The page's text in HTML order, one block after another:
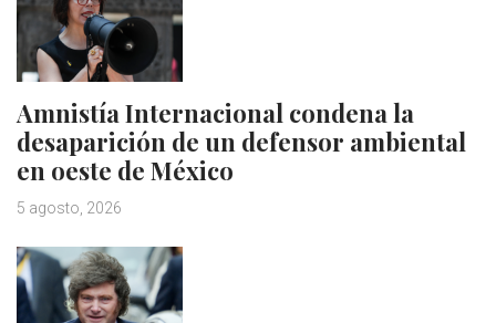
Amnistía Internacional condena la
desaparición de un defensor ambiental
en oeste de México
5 agosto, 2026